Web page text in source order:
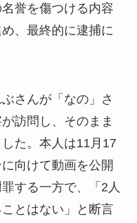
誉を傷つける内容
、最終的に逮捕に
さんが「なの」さ
訪問し、そのまま
た。本人は11月17
向けて動画を公開
する一方で、「2人
とはない」と断言